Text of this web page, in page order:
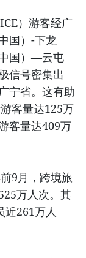
）游客经广
国）-下龙
国）—云屯
信号密集出
宁省。这有助
客量达125万
客量达409万
9月，跨境旅
万人次。其
近261万人